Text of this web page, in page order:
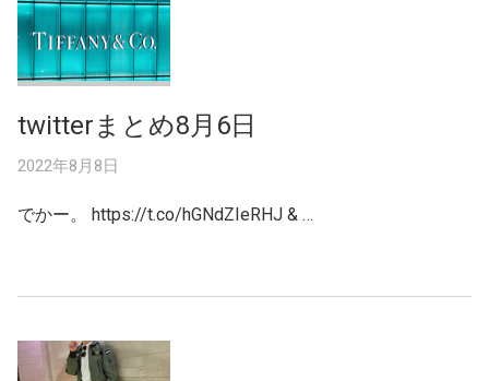
twitterまとめ8月6日
2022年8月8日
でかー。 https://t.co/hGNdZIeRHJ & …